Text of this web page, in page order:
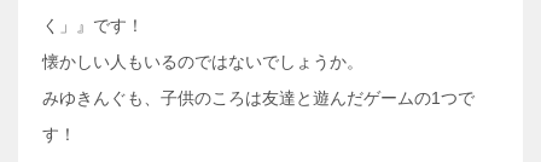
く」』です！
懐かしい人もいるのではないでしょうか。
みゆきんぐも、子供のころは友達と遊んだゲームの1つで
す！